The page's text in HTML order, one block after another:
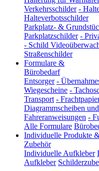
Verkehrsschilder -
Halteverbotsschilder
Parkplatz- &
Parkplatzschilder -
- Schild
Straßenschilder
Formulare &
Bürobedarf
Entsorger -
Wiegescheine -
Transport -
Diagrammscheiben
Fahreranweisungen -
Alle Formulare
Individuelle Produkte
Zubehör
Individuelle Aufkleber
Aufkleber